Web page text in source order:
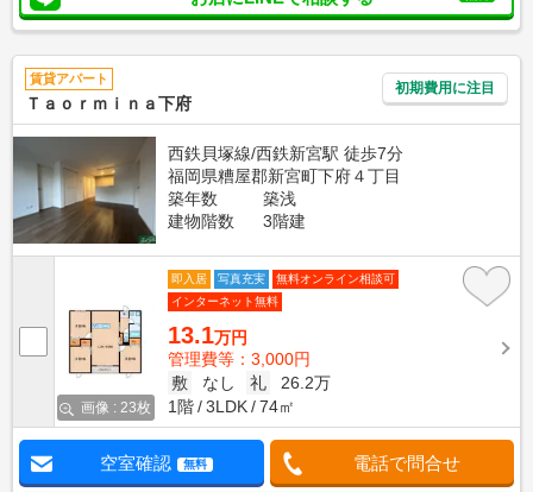
賃貸アパート
Ｔａｏｒｍｉｎａ下府
初期費用に注目
西鉄貝塚線/西鉄新宮駅 徒歩7分
福岡県糟屋郡新宮町下府４丁目
築年数
築浅
建物階数
3階建
画像 : 23枚
即入居 写真充実
無料オンライン相談可
インターネット無料
13.1万円
管理費等：3,000円
敷
なし 礼
26.2万
1階
3LDK 74㎡
空室確認 無料 電話で問合せ